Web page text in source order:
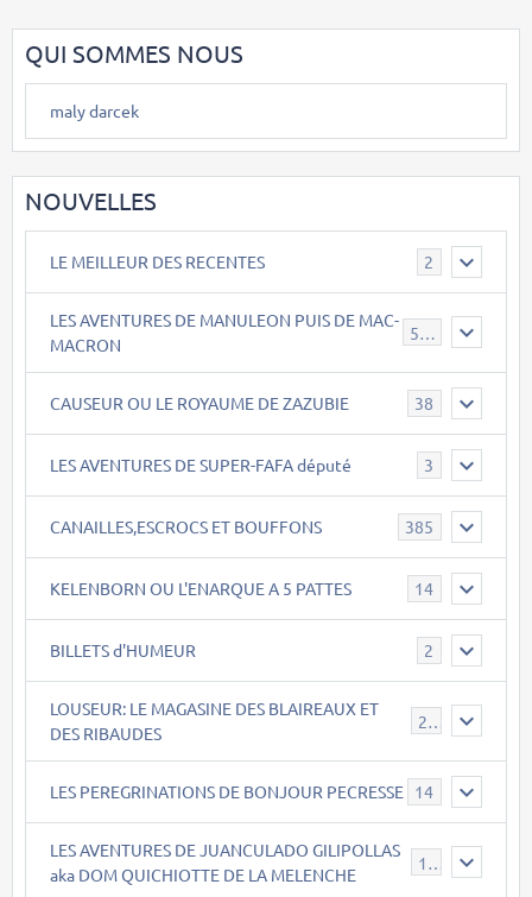
QUI SOMMES NOUS
maly darcek
NOUVELLES
LE MEILLEUR DES RECENTES 2
LES AVENTURES DE MANULEON PUIS DE MAC-
MACRON
543
CAUSEUR OU LE ROYAUME DE ZAZUBIE 38
LES AVENTURES DE SUPER-FAFA député 3
CANAILLES,ESCROCS ET BOUFFONS 385
KELENBORN OU L'ENARQUE A 5 PATTES 14
BILLETS d'HUMEUR 2
LOUSEUR: LE MAGASINE DES BLAIREAUX ET
DES RIBAUDES
21
LES PEREGRINATIONS DE BONJOUR PECRESSE 14
LES AVENTURES DE JUANCULADO GILIPOLLAS
aka DOM QUICHIOTTE DE LA MELENCHE
119